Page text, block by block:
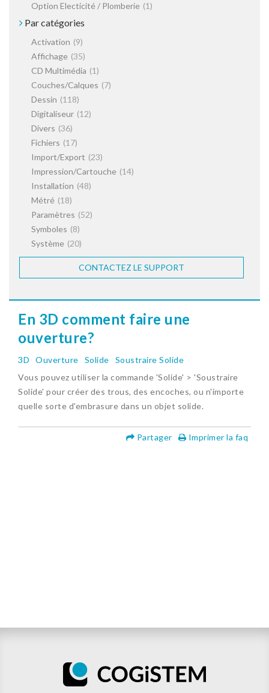
Option Electicité / Plomberie (1)
Par catégories
Activation (9)
Affichage (35)
CD Multimédia (1)
Couches/Calques (7)
Dessin (118)
Digitaliseur (12)
Divers (36)
Fichiers (17)
Import/Export (23)
Impression/Cartouche (14)
Installation (48)
Métré (18)
Paramètres (52)
Symboles (8)
Système (20)
CONTACTEZ LE SUPPORT
En 3D comment faire une
ouverture?
3D Ouverture Solide
Soustraire Solide
Vous pouvez utiliser la commande 'Solide' > 'Soustraire
Solide' pour créer des trous, des encoches, ou n'importe
quelle sorte d'embrasure dans un objet solide.
Imprimer la faq
Partager